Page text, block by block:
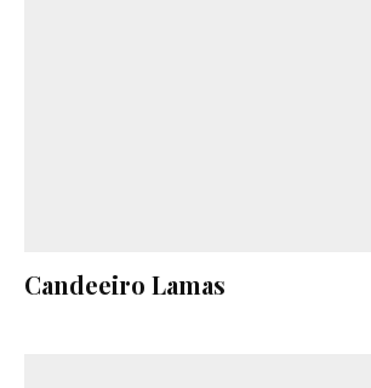
Candeeiro Lamas